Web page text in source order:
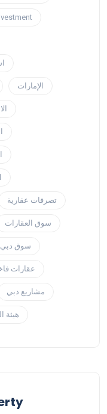
الإمارات
تصرفات عقارية
سوق العقارات
سوق دبي
عقارات
مشاريع دبي
هيئة